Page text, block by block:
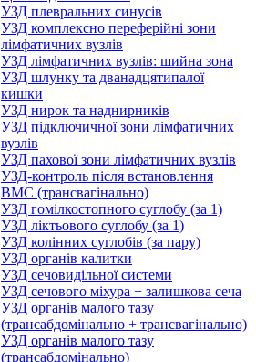
УЗД плевральних синусів
УЗД комплексно переферійні зони
лімфатичних вузлів
УЗД лімфатичних вузлів: шийна зона
УЗД шлунку та дванадцятипалої
кишки
УЗД нирок та наднирників
УЗД підключичної зони лімфатичних
вузлів
УЗД пахової зони лімфатичних вузлів
УЗД-контроль після встановлення
ВМС (трансвагінально)
УЗД гомілкостопного суглобу (за 1)
УЗД ліктьового суглобу (за 1)
УЗД колінних суглобів (за пару)
УЗД органів калитки
УЗД сечовидільної системи
УЗД сечового міхура + залишкова сеча
УЗД органів малого тазу
(трансабдомінально + трансвагінально)
УЗД органів малого тазу
(трансабдомінально)